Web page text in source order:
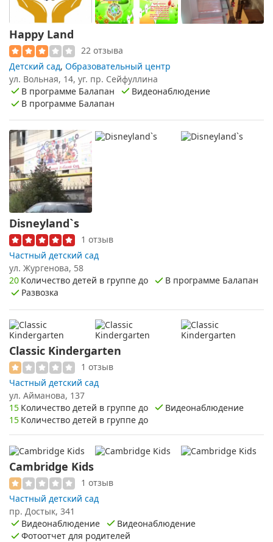
Happy Land
22 отзыва
Детский сад, Образовательный центр
ул. Вольная, 14, уг. пр. Сейфуллина
В программе Балапан
Видеонаблюдение
В программе Балапан
Disneyland`s
1 отзыв
Частный детский сад
ул. Жургенова, 58
20 Количество детей в группе до
В программе Балапан
Развозка
Classic Kindergarten
1 отзыв
Частный детский сад
ул. Айманова, 137
15 Количество детей в группе до
Видеонаблюдение
15 Количество детей в группе до
Cambridge Kids
1 отзыв
Частный детский сад
пр. Достык, 341
Видеонаблюдение
Видеонаблюдение
Фотоотчет для родителей